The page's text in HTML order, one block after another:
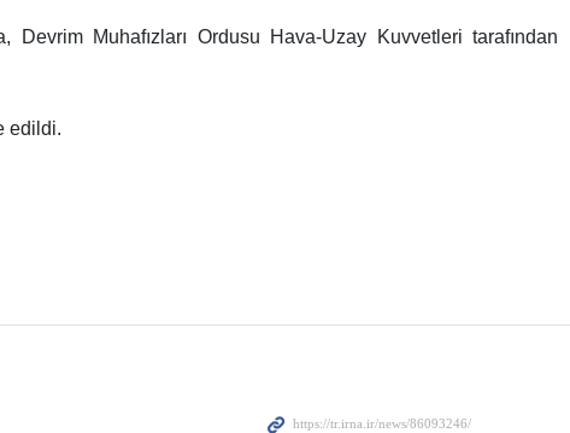
Muhafızları Ordusu Hava-Uzay Kuvvetleri tarafından
edildi.